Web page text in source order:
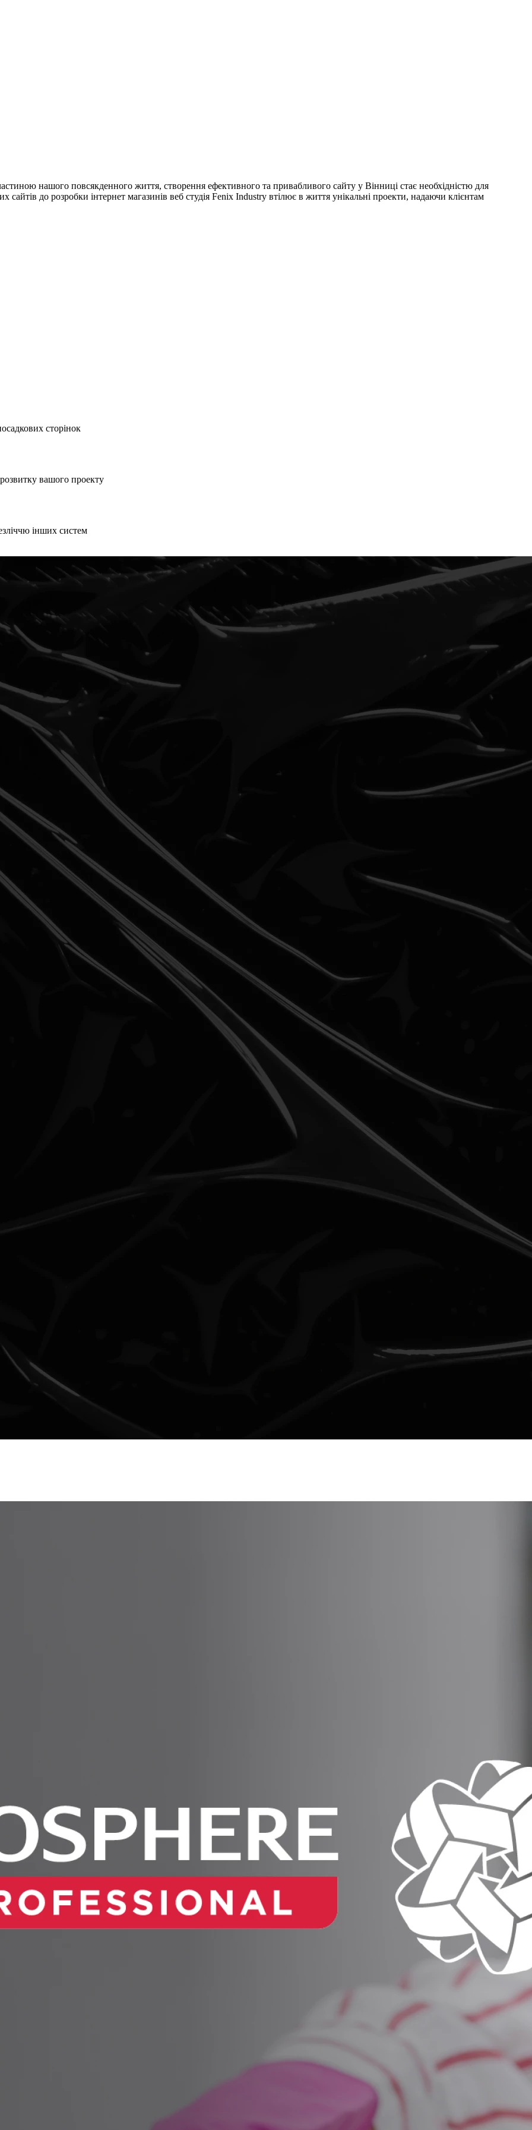
нашого повсякденного життя, створення ефективного та привабливого сайту у Вінниці стає необхідністю для
сайтів до розробки інтернет магазинів веб студія Fenix Industry втілює в життя унікальні проекти, надаючи клієнтам
сторінок
вашого проекту
інших систем